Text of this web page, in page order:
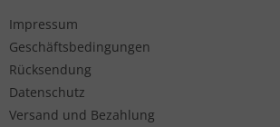
Impressum
Geschäftsbedingungen
Rücksendung
Datenschutz
Versand und Bezahlung